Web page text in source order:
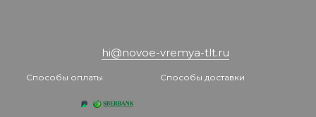
hi@novoe-vremya-tlt.ru
Способы оплаты Способы доставки